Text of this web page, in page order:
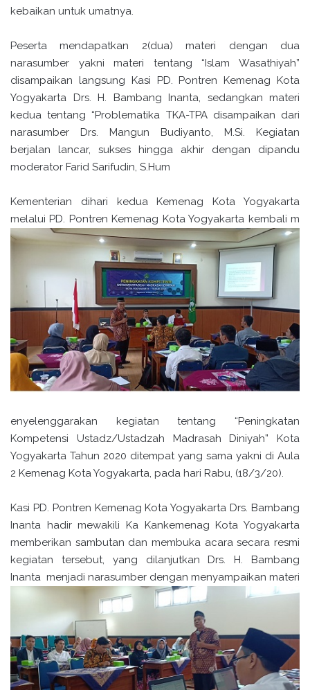
kebaikan untuk umatnya.
Peserta mendapatkan 2(dua) materi dengan dua
narasumber yakni materi tentang “Islam Wasathiyah”
disampaikan langsung Kasi PD. Pontren Kemenag Kota
Yogyakarta Drs. H. Bambang Inanta, sedangkan materi
kedua tentang “Problematika TKA-TPA disampaikan dari
narasumber Drs. Mangun Budiyanto, M.Si. Kegiatan
berjalan lancar, sukses hingga akhir dengan dipandu
moderator Farid Sarifudin, S.Hum
Kementerian dihari kedua Kemenag Kota Yogyakarta
melalui PD. Pontren Kemenag Kota Yogyakarta kembali m
enyelenggarakan kegiatan tentang “Peningkatan
Kompetensi Ustadz/Ustadzah Madrasah Diniyah” Kota
Yogyakarta Tahun 2020 ditempat yang sama yakni di Aula
2 Kemenag Kota Yogyakarta, pada hari Rabu, (18/3/20).
Kasi PD. Pontren Kemenag Kota Yogyakarta Drs. Bambang
Inanta hadir mewakili Ka Kankemenag Kota Yogyakarta
memberikan sambutan dan membuka acara secara resmi
kegiatan tersebut, yang dilanjutkan Drs. H. Bambang
Inanta menjadi narasumber dengan menyampaikan materi